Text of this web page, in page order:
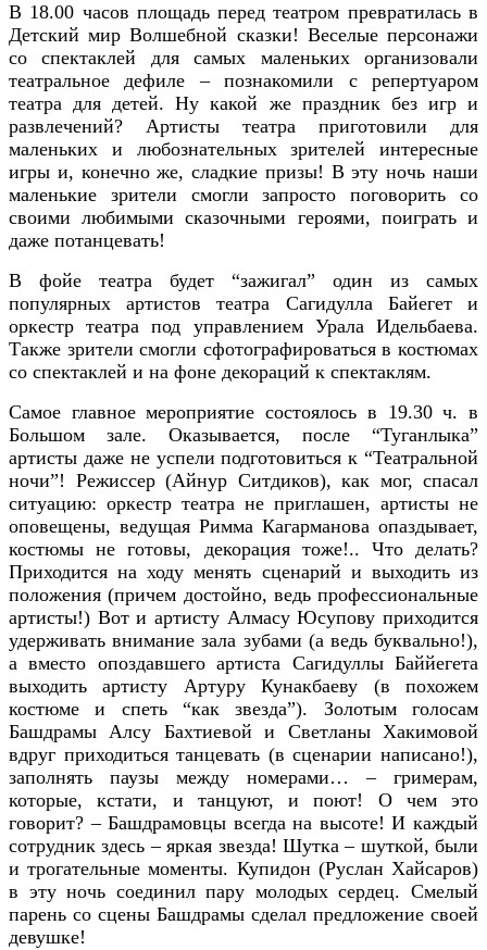
В 18.00 часов площадь перед театром превратилась в
Детский мир Волшебной сказки! Веселые персонажи
со спектаклей для самых маленьких организовали
театральное дефиле – познакомили с репертуаром
театра для детей. Ну какой же праздник без игр и
развлечений? Артисты театра приготовили для
маленьких и любознательных зрителей интересные
игры и, конечно же, сладкие призы! В эту ночь наши
маленькие зрители смогли запросто поговорить со
своими любимыми сказочными героями, поиграть и
даже потанцевать!
В фойе театра будет “зажигал” один из самых
популярных артистов театра Сагидулла Байегет и
оркестр театра под управлением Урала Идельбаева.
Также зрители смогли сфотографироваться в костюмах
со спектаклей и на фоне декораций к спектаклям.
Самое главное мероприятие состоялось в 19.30ч. в
Большом зале. Оказывается, после “Туганлыка”
артисты даже не успели подготовиться к “Театральной
ночи”! Режиссер (Айнур Ситдиков), как мог, спасал
ситуацию: оркестр театра не приглашен, артисты не
оповещены, ведущая Римма Кагарманова опаздывает,
костюмы не готовы, декорация тоже!.. Что делать?
Приходится на ходу менять сценарий и выходить из
положения (причем достойно, ведь профессиональные
артисты!) Вот и артисту Алмасу Юсупову приходится
удерживать внимание зала зубами (а ведь буквально!),
а вместо опоздавшего артиста Сагидуллы Баййегета
выходить артисту Артуру Кунакбаеву (в похожем
костюме и спеть “как звезда”). Золотым голосам
Башдрамы Алсу Бахтиевой и Светланы Хакимовой
вдруг приходиться танцевать (в сценарии написано!),
заполнять паузы между номерами… – гримерам,
которые, кстати, и танцуют, и поют! О чем это
говорит? – Башдрамовцы всегда на высоте! И каждый
сотрудник здесь – яркая звезда! Шутка – шуткой, были
и трогательные моменты. Купидон (Руслан Хайсаров)
в эту ночь соединил пару молодых сердец. Смелый
парень со сцены Башдрамы сделал предложение своей
девушке!